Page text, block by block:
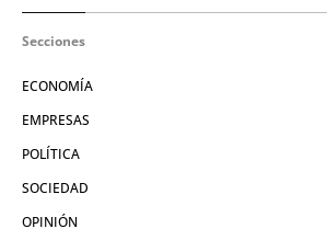
Secciones
ECONOMÍA
EMPRESAS
POLÍTICA
SOCIEDAD
OPINIÓN